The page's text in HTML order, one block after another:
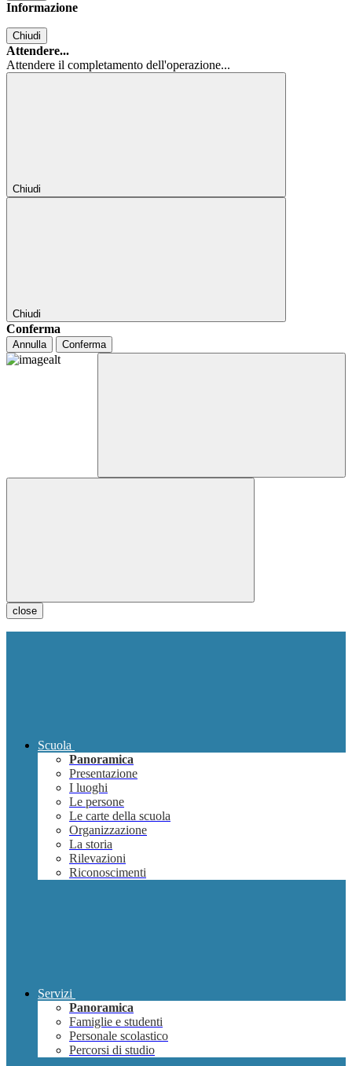
Informazione
Chiudi
Attendere...
Attendere il completamento dell'operazione...
Chiudi
Chiudi
Conferma
Annulla Conferma
close
Scuola
Panoramica
Presentazione
I luoghi
Le persone
Le carte della scuola
Organizzazione
La storia
Rilevazioni
Riconoscimenti
Servizi
Panoramica
Famiglie e studenti
Personale scolastico
Percorsi di studio